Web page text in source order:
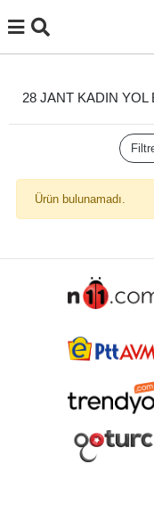
28 JANT KADIN YOL
Ürün bulunamadı.